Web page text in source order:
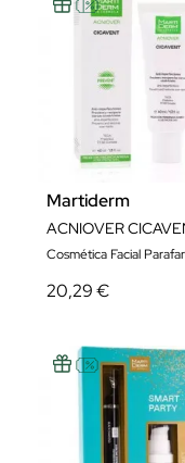
Martiderm
ACNIOVER
Cosmética Facial
20,29 €